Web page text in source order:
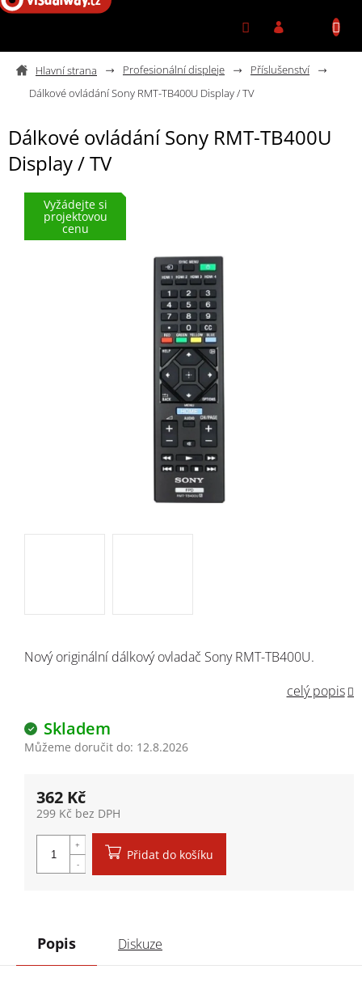
Přejít na obsah
Profesionální displeje
Příslušenství
Dálkové ovládání Sony RMT-TB400U Display / TV
Dálkové ovládání Sony RMT-TB400U
Display / TV
Vyžádejte si
projektovou
cenu
Skladem
Můžeme doručit do: 12.8.2026
Nový originální dálkový ovladač Sony RMT-TB400U.
celý popis
362 Kč
299 Kč bez DPH
Přidat do košíku
Popis Diskuze